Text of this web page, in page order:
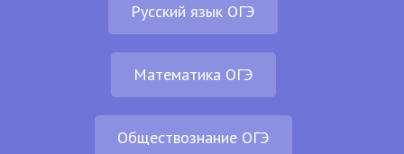
Русский язык ОГЭ
Математика ОГЭ
Обществознание ОГЭ